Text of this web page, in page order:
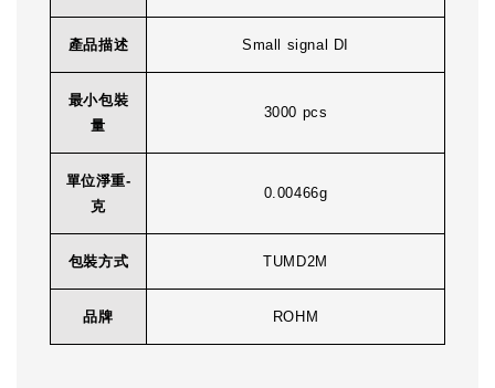
產品描述 Small signal DI
最小包裝
量
3000 pcs
單位淨重-
克
0.00466g
包裝方式 TUMD2M
品牌 ROHM